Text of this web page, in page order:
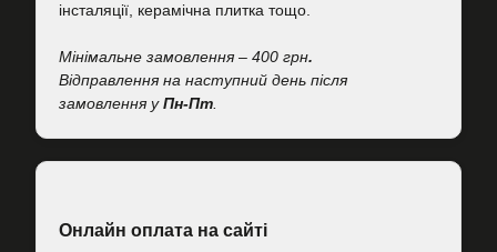
інсталяції, керамічна плитка тощо.
Мінімальне замовлення – 400 грн.
Відправлення на наступний день після
замовлення уПн-Пт
Онлайн оплата на сайті